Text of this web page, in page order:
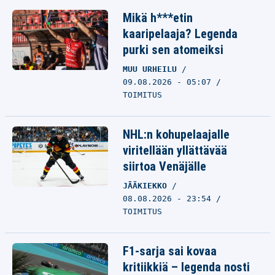
Mikä h***etin
kaaripelaaja? Legenda
purki sen atomeiksi
MUU URHEILU
09.08.2026 - 05:07
TOIMITUS
NHL:n kohupelaajalle
viritellään yllättävää
siirtoa Venäjälle
JÄÄKIEKKO
08.08.2026 - 23:54
TOIMITUS
F1-sarja sai kovaa
kritiikkiä – legenda nosti